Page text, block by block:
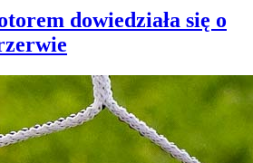
dowiedziała się o